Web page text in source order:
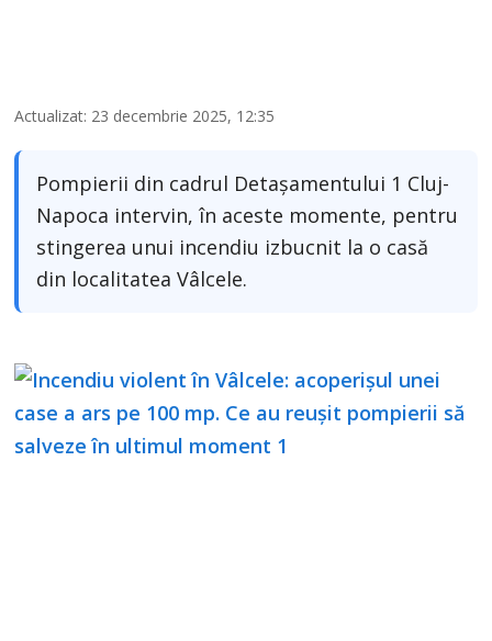
Actualizat: 23 decembrie 2025, 12:35
Pompierii din cadrul Detașamentului 1 Cluj-
Napoca intervin, în aceste momente, pentru
stingerea unui incendiu izbucnit la o casă
din localitatea Vâlcele.